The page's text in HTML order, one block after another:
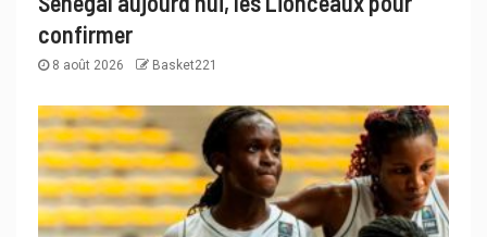
confirmer
8 août 2026 Basket221